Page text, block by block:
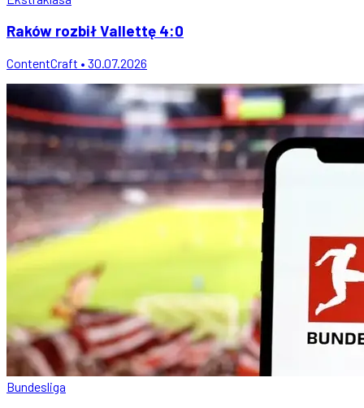
Raków rozbił Vallettę 4:0
ContentCraft • 30.07.2026
Bundesliga